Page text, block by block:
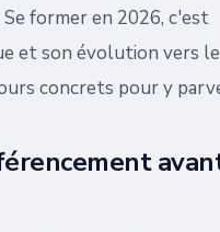
Se former en 2026, c'est
et son évolution vers le
concrets pour y